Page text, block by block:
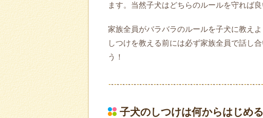
ます。当然子犬はどちらのルールを守れば
家族全員がバラバラのルールを子犬に教え
しつけを教える前には必ず家族全員で話し
う！
子犬のしつけは何からはじめ